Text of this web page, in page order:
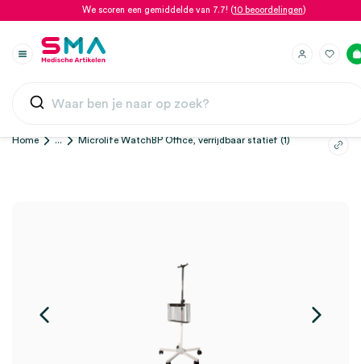
We scoren een gemiddelde van 7.7! (10 beoordelingen)
Home ... Microlife WatchBP Office, verrijdbaar statief (1)